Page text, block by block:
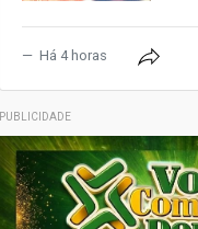
Há 4 horas
PUBLICIDADE